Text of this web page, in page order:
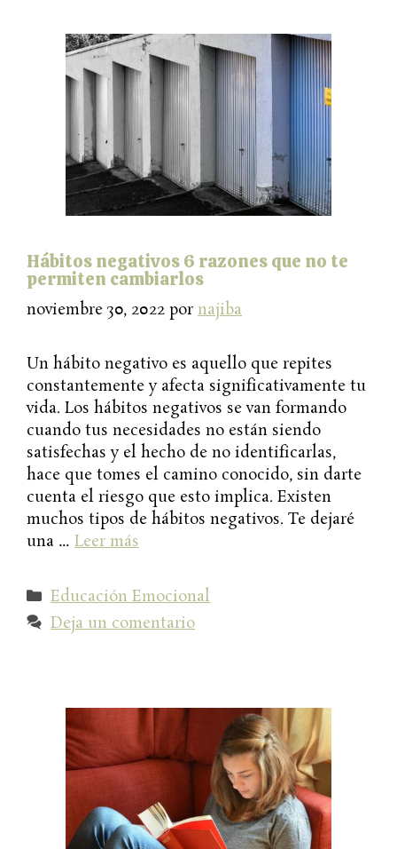
Hábitos negativos 6 razones que no te
permiten cambiarlos
noviembre 30, 2022 por najiba
Un hábito negativo es aquello que repites
constantemente y afecta significativamente tu
vida. Los hábitos negativos se van formando
cuando tus necesidades no están siendo
satisfechas y el hecho de no identificarlas,
hace que tomes el camino conocido, sin darte
cuenta el riesgo que esto implica. Existen
muchos tipos de hábitos negativos. Te dejaré
una … Leer más
Categorías
Educación Emocional
Deja un comentario